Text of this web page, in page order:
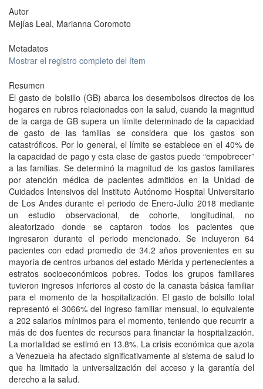
Autor
Mejías Leal, Marianna Coromoto
Metadatos
Mostrar el registro completo del ítem
Resumen
El gasto de bolsillo (GB) abarca los desembolsos directos de los
hogares en rubros relacionados con la salud, cuando la magnitud
de la carga de GB supera un límite determinado de la capacidad
de gasto de las familias se considera que los gastos son
catastróficos. Por lo general, el límite se establece en el 40% de
la capacidad de pago y esta clase de gastos puede “empobrecer”
a las familias. Se determinó la magnitud de los gastos familiares
por atención médica de pacientes admitidos en la Unidad de
Cuidados Intensivos del Instituto Autónomo Hospital Universitario
de Los Andes durante el periodo de Enero-Julio 2018 mediante
un estudio observacional, de cohorte, longitudinal, no
aleatorizado donde se captaron todos los pacientes que
ingresaron durante el periodo mencionado. Se incluyeron 64
pacientes con edad promedio de 34.2 años provenientes en su
mayoría de centros urbanos del estado Mérida y pertenecientes a
estratos socioeconómicos pobres. Todos los grupos familiares
tuvieron ingresos inferiores al costo de la canasta básica familiar
para el momento de la hospitalización. El gasto de bolsillo total
representó el 3066% del ingreso familiar mensual, lo equivalente
a 202 salarios mínimos para el momento, teniendo que recurrir a
más de dos fuentes de recursos para financiar la hospitalización.
La mortalidad se estimó en 13.8%. La crisis económica que azota
a Venezuela ha afectado significativamente al sistema de salud lo
que ha limitado la universalización del acceso y la garantía del
derecho a la salud.